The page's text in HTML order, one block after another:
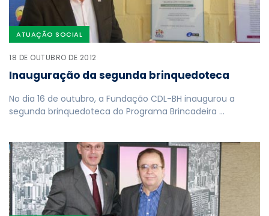
ATUAÇÃO SOCIAL
18 DE OUTUBRO DE 2012
Inauguração da segunda brinquedoteca
No dia 16 de outubro, a Fundação CDL-BH inaugurou a
segunda brinquedoteca do Programa Brincadeira …